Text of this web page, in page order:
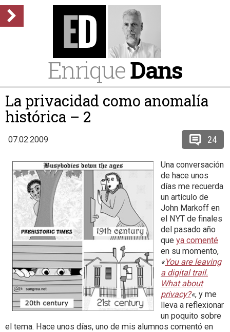
EnriqueDans
La privacidad como anomalía
histórica – 2
07.02.2009 24
Una conversación
de hace unos
días me recuerda
un artículo de
John Markoff en
el NYT de finales
del pasado año
que ya comenté
en su momento,
«You are leaving
a digital trail.
What about
privacy?«, y me
lleva a reflexionar
un poquito sobre
el tema. Hace unos días, uno de mis alumnos comentó en